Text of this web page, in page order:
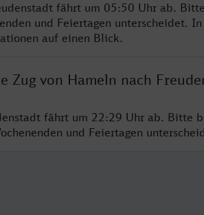
fährt um 05:50 Uhr ab.
und Feiertagen unterscheidet.
auf einen Blick.
von Hameln nach
fährt um 22:29 Uhr ab. Bitte
und Feiertagen